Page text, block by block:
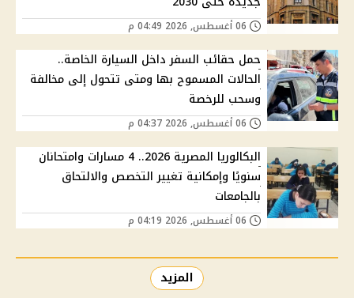
حمل حقائب السفر داخل السيارة الخاصة..
الحالات المسموح بها ومتى تتحول إلى مخالفة
وسحب للرخصة
البكالوريا المصرية 2026.. 4 مسارات وامتحانان
سنويًا وإمكانية تغيير التخصص والالتحاق
بالجامعات
المزيد